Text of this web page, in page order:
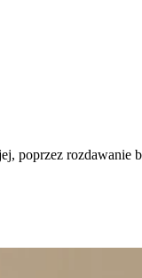
poprzez rozdawanie